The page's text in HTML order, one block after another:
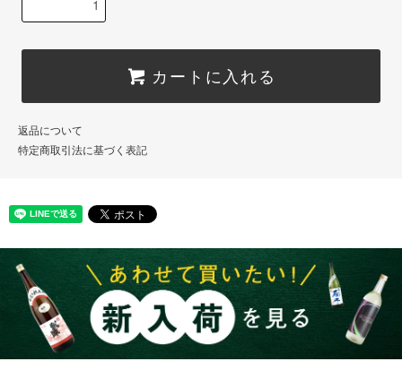
カートに入れる
返品について
特定商取引法に基づく表記